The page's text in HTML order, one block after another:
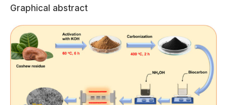
Graphical abstract